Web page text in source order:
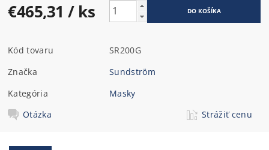
€465,31/ ks
Kód tovaru
SR200G
Značka
Sundström
Kategória
Masky
Otázka
Strážiť cenu